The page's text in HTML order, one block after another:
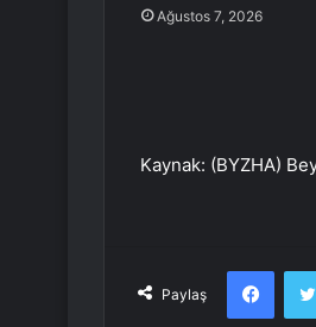
Ağustos 7, 2026
Kaynak: (BYZHA)
Paylaş